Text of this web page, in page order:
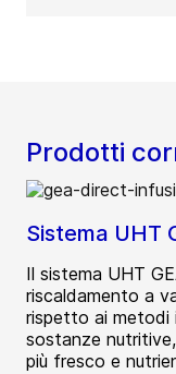
Prodotti
Sistema UHT
Il sistema UHT
riscaldamento a
rispetto ai metodi
sostanze
più fresco e